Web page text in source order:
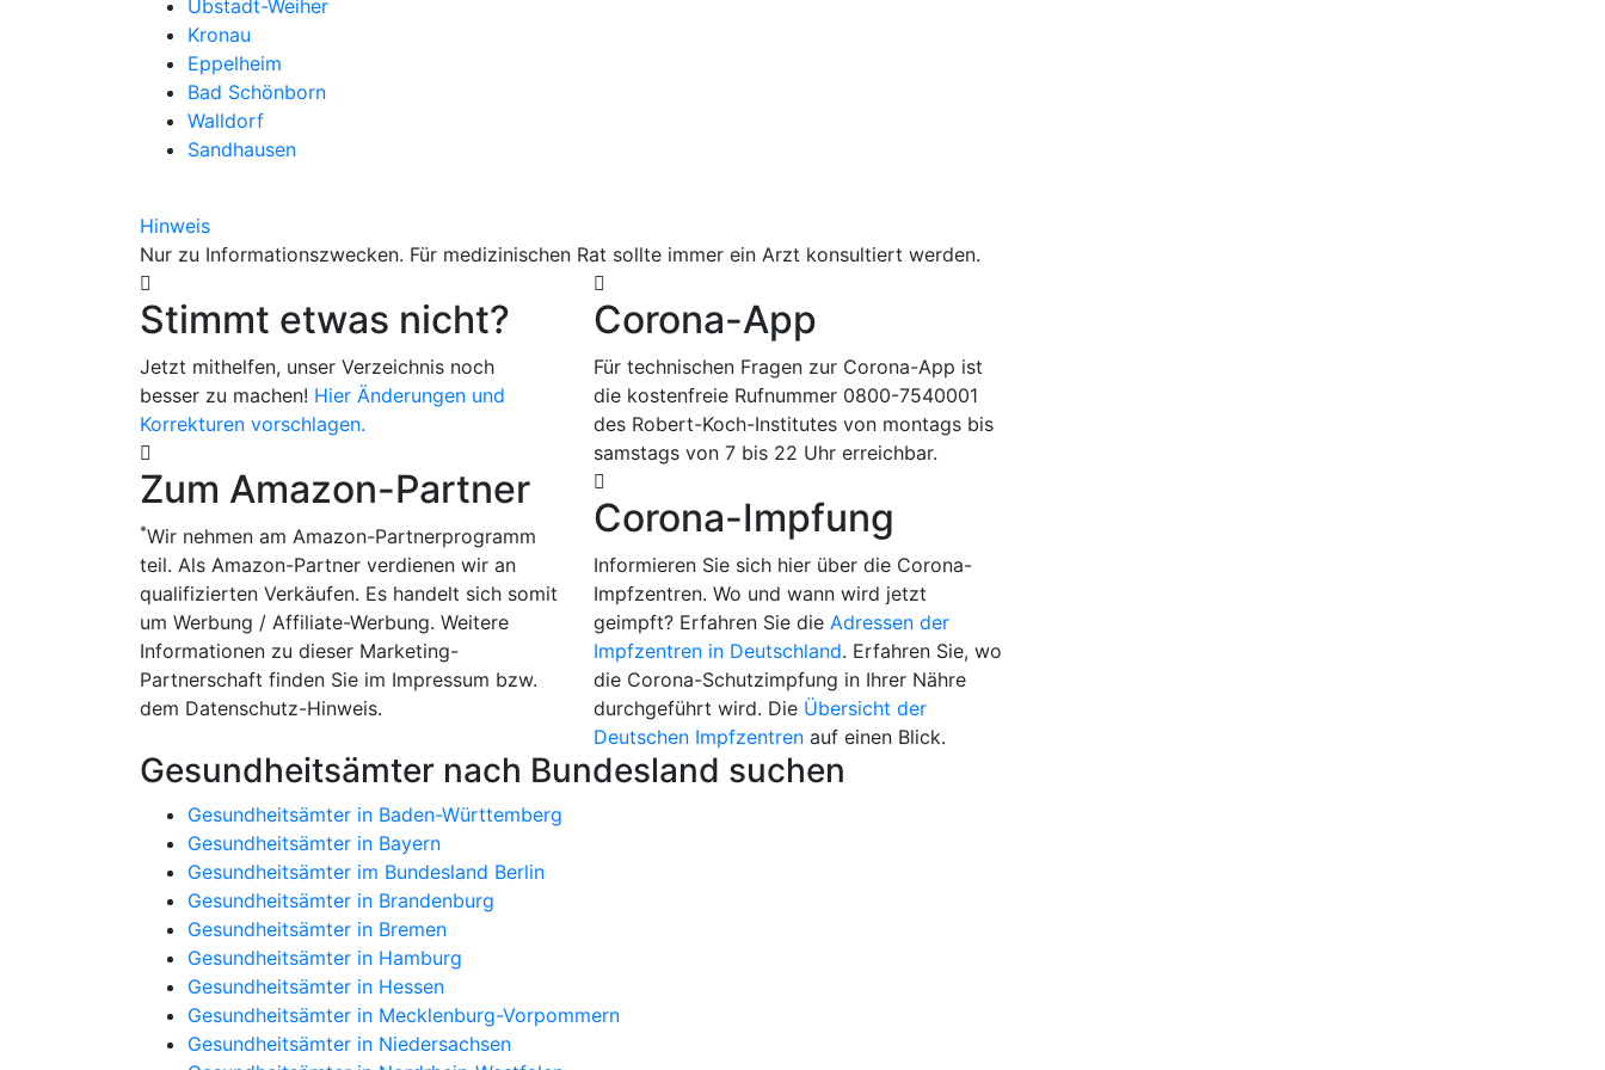
Ubstadt-Weiher
Kronau
Eppelheim
Bad Schönborn
Walldorf
Sandhausen
Hinweis
Nur zu Informationszwecken. Für medizinischen Rat sollte immer ein Arzt konsultiert werden.
Stimmt etwas nicht?
Jetzt mithelfen, unser Verzeichnis noch
besser zu machen! Hier Änderungen und
Korrekturen vorschlagen.
Zum Amazon-Partner
*Wir nehmen am Amazon-Partnerprogramm
teil. Als Amazon-Partner verdienen wir an
qualifizierten Verkäufen. Es handelt sich somit
um Werbung / Affiliate-Werbung. Weitere
Informationen zu dieser Marketing-
Partnerschaft finden Sie im Impressum bzw.
dem Datenschutz-Hinweis.
Corona-App
Für technischen Fragen zur Corona-App ist
die kostenfreie Rufnummer 0800-7540001
des Robert-Koch-Institutes von montags bis
samstags von 7 bis 22 Uhr erreichbar.
Corona-Impfung
Informieren Sie sich hier über die Corona-
Impfzentren. Wo und wann wird jetzt
geimpft? Erfahren Sie die Adressen der
Impfzentren in Deutschland. Erfahren Sie, wo
die Corona-Schutzimpfung in Ihrer Nähre
durchgeführt wird. Die Übersicht der
Deutschen Impfzentren auf einen Blick.
Gesundheitsämter nach Bundesland suchen
Gesundheitsämter in Baden-Württemberg
Gesundheitsämter in Bayern
Gesundheitsämter im Bundesland Berlin
Gesundheitsämter in Brandenburg
Gesundheitsämter in Bremen
Gesundheitsämter in Hamburg
Gesundheitsämter in Hessen
Gesundheitsämter in Mecklenburg-Vorpommern
Gesundheitsämter in Niedersachsen